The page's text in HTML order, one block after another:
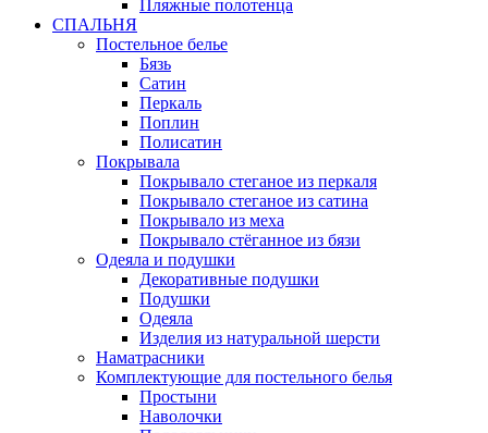
Пляжные полотенца
СПАЛЬНЯ
Постельное белье
Бязь
Сатин
Перкаль
Поплин
Полисатин
Покрывала
Покрывало стеганое из перкаля
Покрывало стеганое из сатина
Покрывало из меха
Покрывало стёганное из бязи
Одеяла и подушки
Декоративные подушки
Подушки
Одеяла
Изделия из натуральной шерсти
Наматраcники
Комплектующие для постельного белья
Простыни
Наволочки